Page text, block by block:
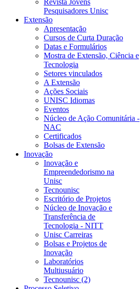
Revista Jovens
Pesquisadores Unisc
Extensão
Apresentação
Cursos de Curta Duração
Datas e Formulários
Mostra de Extensão, Ciência e
Tecnologia
Setores vinculados
A Extensão
Ações Sociais
UNISC Idiomas
Eventos
Núcleo de Ação Comunitária -
NAC
Certificados
Bolsas de Extensão
Inovação
Inovação e
Empreendedorismo na
Unisc
Tecnounisc
Escritório de Projetos
Núcleo de Inovação e
Transferência de
Tecnologia - NITT
Unisc Carreiras
Bolsas e Projetos de
Inovação
Laboratórios
Multiusuário
Tecnounisc (2)